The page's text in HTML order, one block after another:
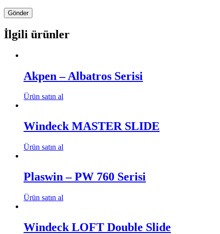
İlgili ürünler
Akpen – Albatros Serisi
Ürün satın al
Windeck MASTER SLIDE
Ürün satın al
Plaswin – PW 760 Serisi
Ürün satın al
Windeck LOFT Double Slide